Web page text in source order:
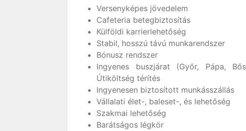
Versenyképes jövedelem
Cafeteria betegbiztosítás
Külföldi karrierlehetőség
Stabil, hosszú távú munkarendszer
Bónusz rendszer
Ingyenes buszjárat (Győr, Pápa,
Útiköltség térítés
Ingyenesen biztosított munkásszállás
Vállalati élet-, baleset-, és lehetőség
Szakmai lehetőség
Barátságos légkör